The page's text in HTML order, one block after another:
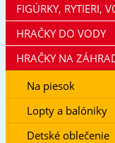
FIGÚRKY, RYTIERI,
HRAČKY DO VODY
HRAČKY NA
Na piesok
Lopty a balóniky
Detské oblečenie